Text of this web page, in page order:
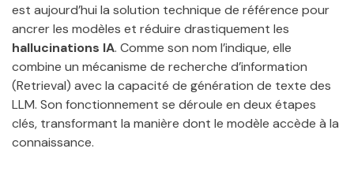
est aujourd’hui la solution technique de référence pour
ancrer les modèles et réduire drastiquement les
hallucinations IA. Comme son nom l’indique, elle
combine un mécanisme de recherche d’information
(Retrieval) avec la capacité de génération de texte des
LLM. Son fonctionnement se déroule en deux étapes
clés, transformant la manière dont le modèle accède à la
connaissance.